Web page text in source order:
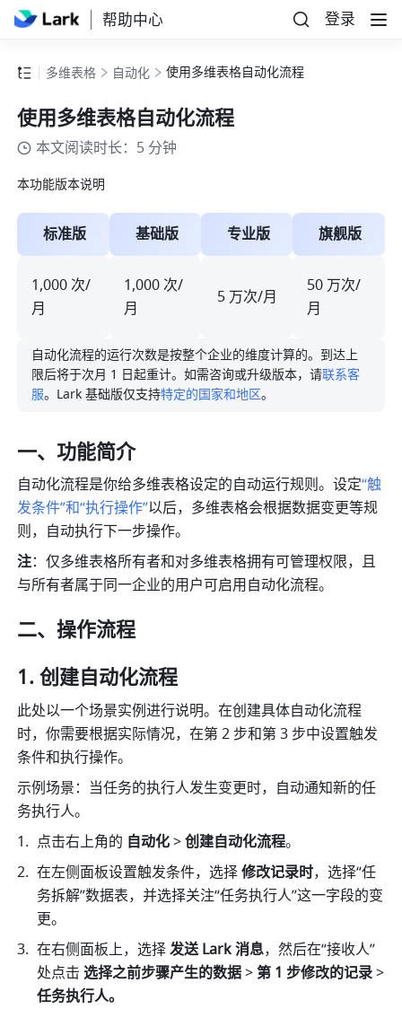
帮助中心 登录
多维表格 自动化 使用多维表格自动化流程
使用多维表格自动化流程
本文阅读时长：5 分钟
本功能版本说明
标准版 基础版 专业版 旗舰版
1,000 次/
月
1,000 次/
月
5 万次/月
50 万次/
月
自动化流程的运行次数是按整个企业的维度计算的。到达上
限后将于次月 1 日起重计。如需咨询或升级版本，请联系客
服。Lark 基础版仅支持特定的国家和地区。
一、功能简介
自动化流程是你给多维表格设定的自动运行规则。设定“触
发条件”和“执行操作”以后，多维表格会根据数据变更等规
则，自动执行下一步操作。
注：仅多维表格所有者和对多维表格拥有可管理权限，且
与所有者属于同一企业的用户可启用自动化流程。
二、操作流程
创建自动化流程
此处以一个场景实例进行说明。在创建具体自动化流程
时，你需要根据实际情况，在第 2 步和第 3 步中设置触发
条件和执行操作。
示例场景：当任务的执行人发生变更时，自动通知新的任
务执行人。
点击右上角的 自动化 > 创建自动化流程。
在左侧面板设置触发条件，选择 修改记录时，选择“任
务拆解”数据表，并选择关注“任务执行人”这一字段的变
更。
在右侧面板上，选择 发送 Lark 消息，然后在“接收人”
处点击 选择之前步骤产生的数据 > 第 1 步修改的记录
任务执行人。